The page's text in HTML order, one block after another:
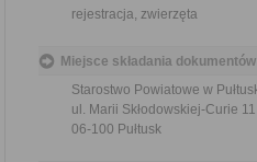
rejestracja, zwierzęta
Miejsce składania dokumentów
Starostwo Powiatowe w
ul. Marii Skłodowskiej-Curie 11
06-100 Pułtusk